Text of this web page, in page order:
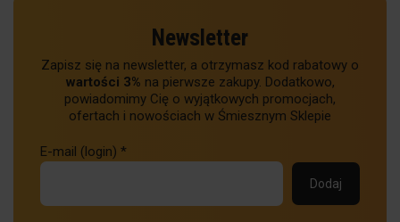
Newsletter
Zapisz się na newsletter, a otrzymasz kod rabatowy o
wartości 3% na pierwsze zakupy. Dodatkowo,
powiadomimy Cię o wyjątkowych promocjach,
ofertach i nowościach w Śmiesznym Sklepie
E-mail (login) *